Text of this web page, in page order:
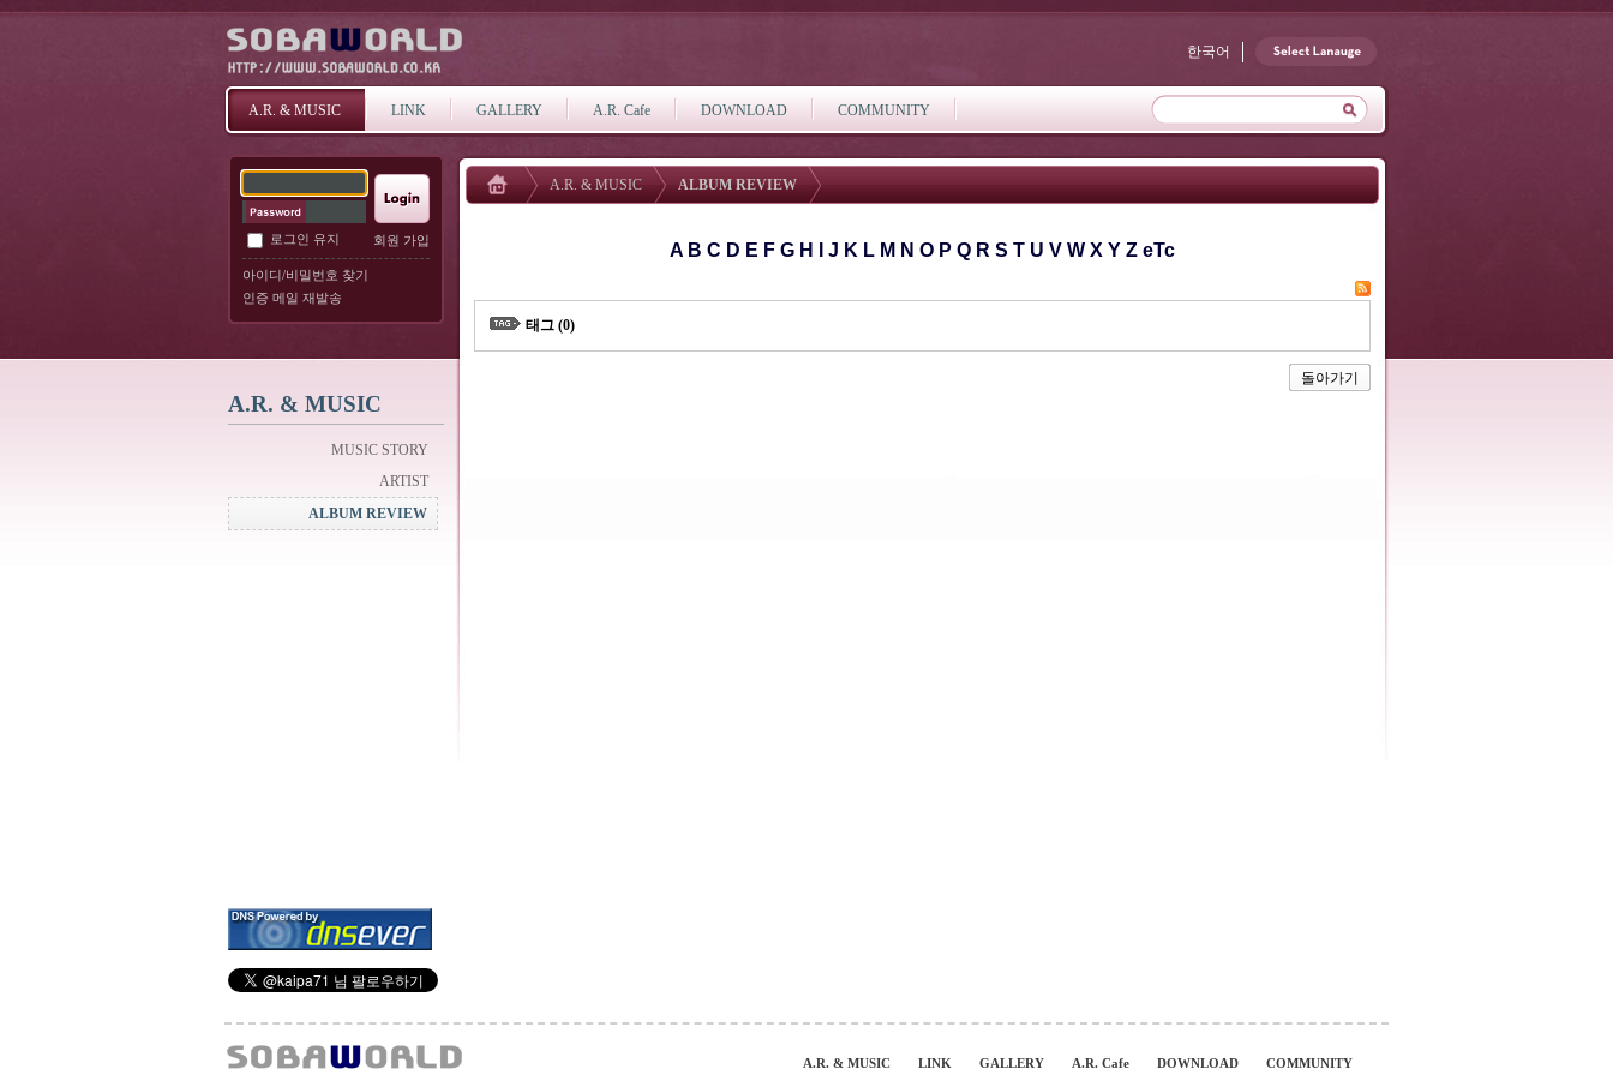
한국어
A.R. & MUSIC LINK GALLERY A.R. Cafe DOWNLOAD COMMUNITY
로그인 유지 회원 가입
아이디/비밀번호 찾기
인증 메일 재발송
A.R. & MUSIC
MUSIC STORY
ARTIST
ALBUM REVIEW
A.R. & MUSIC ALBUM REVIEW
A B C D E F G H J K L M N O P Q R S T U V W X Y Z eTc
태그 (0)
돌아가기
A.R. & MUSIC LINK GALLERY A.R. Cafe DOWNLOAD COMMUNITY